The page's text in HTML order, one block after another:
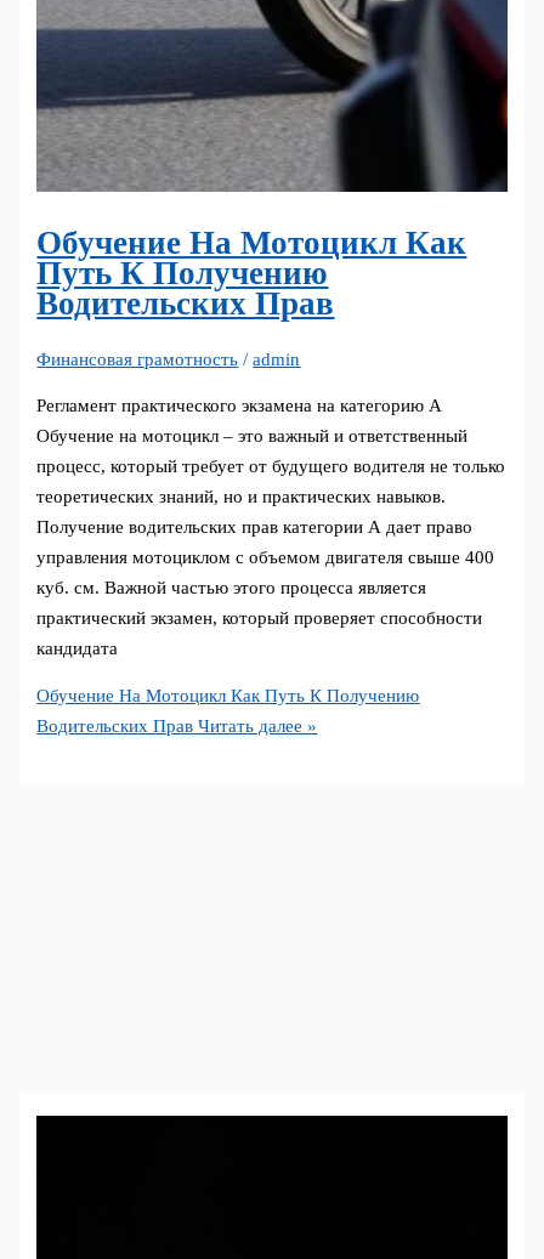
Обучение На Мотоцикл Как
Путь К Получению
Водительских Прав
Финансовая грамотность /admin
Регламент практического экзамена на категорию А
Обучение на мотоцикл – это важный и ответственный
процесс, который требует от будущего водителя не только
теоретических знаний, но и практических навыков.
Получение водительских прав категории А дает право
управления мотоциклом с объемом двигателя свыше 400
куб. см. Важной частью этого процесса является
практический экзамен, который проверяет способности
кандидата
Обучение На Мотоцикл Как Путь К Получению
Водительских Прав Читать далее »